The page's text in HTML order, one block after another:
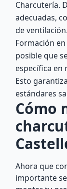
Charcutería.
adecuadas,
de ventilación.
Formación
posible que
específica en
Esto
estándares
Cómo
Ahora que
importante